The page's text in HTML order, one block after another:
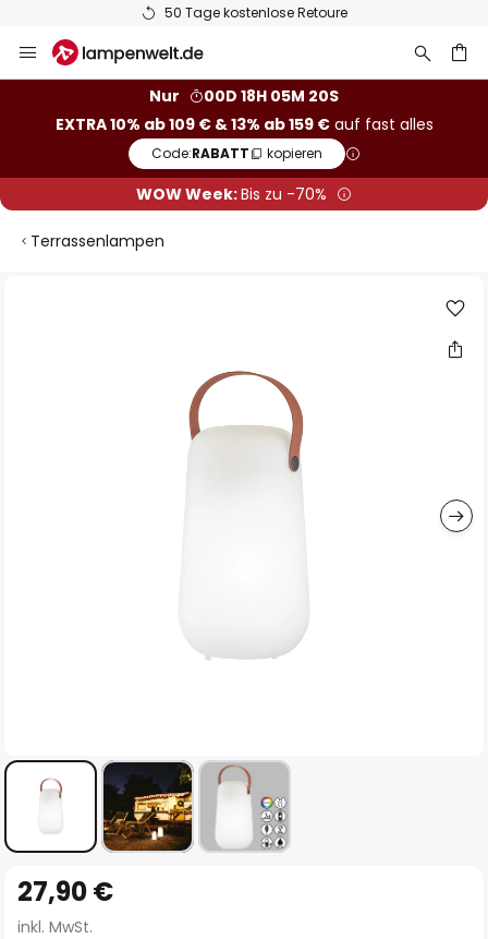
50 Tage kostenlose Retoure
Inhalt
Nur
00D 18H 05M 19S
EXTRA 10% ab 109 € & 13% ab 159 €auf fast alles
Code:RABATT kopieren
WOW Week:Bis zu -70%
Terrassenlampen
Anfang
der
27,90 €
inkl. MwSt.